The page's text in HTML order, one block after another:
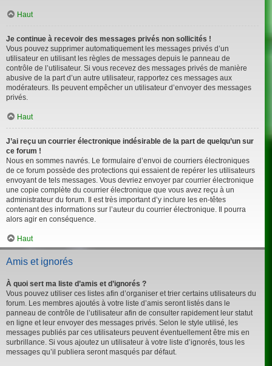
Haut
Je continue à recevoir des messages privés non sollicités !
Vous pouvez supprimer automatiquement les messages privés d’un
utilisateur en utilisant les règles de messages depuis le panneau de
contrôle de l’utilisateur. Si vous recevez des messages privés de manière
abusive de la part d’un autre utilisateur, rapportez ces messages aux
modérateurs. Ils peuvent empêcher un utilisateur d’envoyer des messages
privés.
Haut
J’ai reçu un courrier électronique indésirable de la part de quelqu’un sur
ce forum !
Nous en sommes navrés. Le formulaire d’envoi de courriers électroniques
de ce forum possède des protections qui essaient de repérer les utilisateurs
envoyant de tels messages. Vous devriez envoyer par courrier électronique
une copie complète du courrier électronique que vous avez reçu à un
administrateur du forum. Il est très important d’y inclure les en-têtes
contenant des informations sur l’auteur du courrier électronique. Il pourra
alors agir en conséquence.
Haut
Amis et ignorés
À quoi sert ma liste d’amis et d’ignorés ?
Vous pouvez utiliser ces listes afin d’organiser et trier certains utilisateurs du
forum. Les membres ajoutés à votre liste d’amis seront listés dans le
panneau de contrôle de l’utilisateur afin de consulter rapidement leur statut
en ligne et leur envoyer des messages privés. Selon le style utilisé, les
messages publiés par ces utilisateurs peuvent éventuellement être mis en
surbrillance. Si vous ajoutez un utilisateur à votre liste d’ignorés, tous les
messages qu’il publiera seront masqués par défaut.